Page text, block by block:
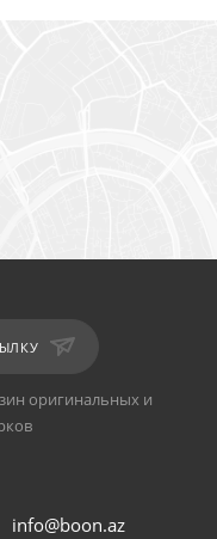
оригинальных и
info@boon.az